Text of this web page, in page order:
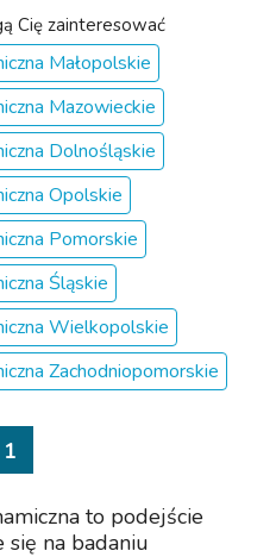
Cię zainteresować
Małopolskie
Mazowieckie
Dolnośląskie
Opolskie
Pomorskie
Śląskie
Wielkopolskie
Zachodniopomorskie
1
to podejście
się na badaniu